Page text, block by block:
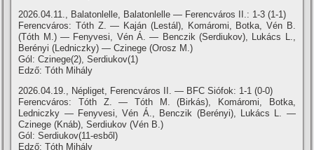
2026.04.11., Balatonlelle, Balatonlelle — Ferencváros II.: 1-3 (1-1)
Ferencváros: Tóth Z. — Kaján (Lestál), Komáromi, Botka, Vén B.
(Tóth M.) — Fenyvesi, Vén Á. — Benczik (Serdiukov), Lukács L.,
Berényi (Ledniczky) — Czinege (Orosz M.)
Gól: Czinege(2), Serdiukov(1)
Edző: Tóth Mihály
2026.04.19., Népliget, Ferencváros II. — BFC Siófok: 1-1 (0-0)
Ferencváros: Tóth Z. — Tóth M. (Birkás), Komáromi, Botka,
Ledniczky — Fenyvesi, Vén Á., Benczik (Berényi), Lukács L. —
Czinege (Knáb), Serdiukov (Vén B.)
Gól: Serdiukov(11-esből)
Edző: Tóth Mihály